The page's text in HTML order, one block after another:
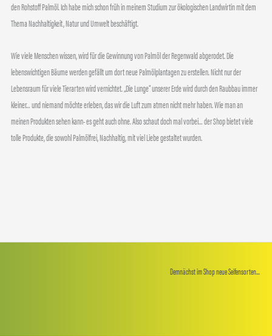
den Rohstoff Palmöl. Ich habe mich schon früh in meinem Studium zur ökologischen Landwirtin mit dem
Thema Nachhaltigkeit, Natur und Umwelt beschäftigt.
Wie viele Menschen wissen, wird für die Gewinnung von Palmöl der Regenwald abgerodet. Die
lebenswichtigen Bäume werden gefällt um dort neue Palmölplantagen zu erstellen. Nicht nur der
Lebensraum für viele Tierarten wird vernichtet. „Die Lunge“ unserer Erde wird durch den Raubbau immer
kleiner… und niemand möchte erleben, das wir die Luft zum atmen nicht mehr haben. Wie man an
meinen Produkten sehen kann- es geht auch ohne. Also schaut doch mal vorbei… der Shop bietet viele
tolle Produkte, die sowohl Palmölfrei, Nachhaltig, mit viel Liebe gestaltet wurden.
Demnächst im Shop neue Seifensorten...